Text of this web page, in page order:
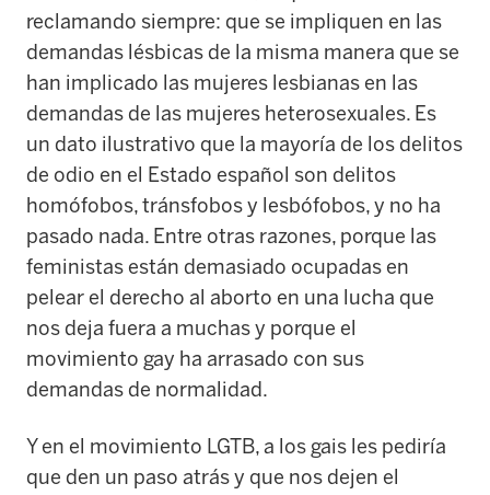
reclamando siempre: que se impliquen en las
demandas lésbicas de la misma manera que se
han implicado las mujeres lesbianas en las
demandas de las mujeres heterosexuales. Es
un dato ilustrativo que la mayoría de los delitos
de odio en el Estado español son delitos
homófobos, tránsfobos y lesbófobos, y no ha
pasado nada. Entre otras razones, porque las
feministas están demasiado ocupadas en
pelear el derecho al aborto en una lucha que
nos deja fuera a muchas y porque el
movimiento gay ha arrasado con sus
demandas de normalidad.
Y en el movimiento LGTB, a los gais les pediría
que den un paso atrás y que nos dejen el